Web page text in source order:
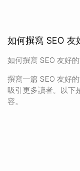
如何撰寫 SEO 友
如何撰寫 SEO 友好
撰寫一篇 SEO 友好
吸引更多讀者。以下
容。